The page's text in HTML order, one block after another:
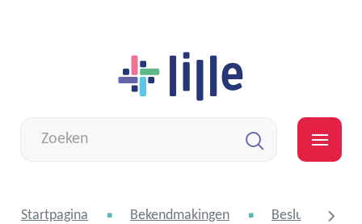
inhoud
zoek
Startpagina Bekendmakingen Besluitenlijst